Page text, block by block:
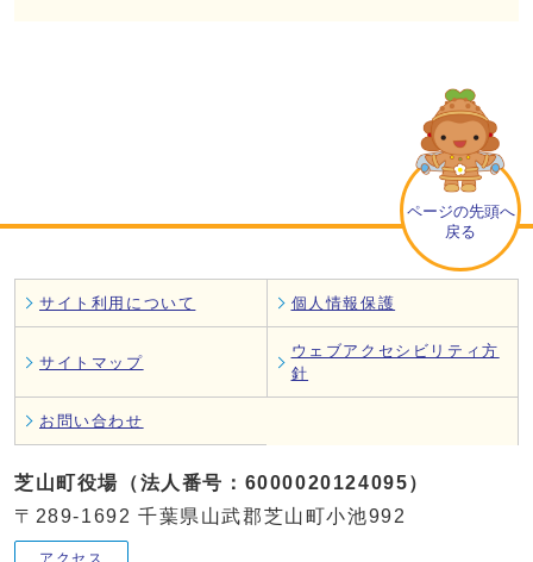
ページの先頭へ
戻る
サイト利用について 個人情報保護
サイトマップ
ウェブアクセシビリティ方
針
お問い合わせ
芝山町役場（法人番号：6000020124095）
〒289-1692 千葉県山武郡芝山町小池992
アクセス